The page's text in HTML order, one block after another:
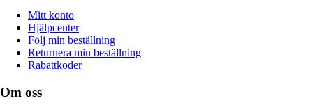
Mitt konto
Hjälpcenter
Följ min beställning
Returnera min beställning
Rabattkoder
Om oss